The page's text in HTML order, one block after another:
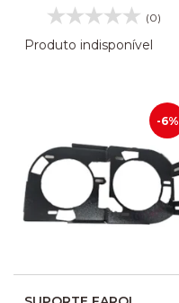
10116978
(0)
Produto indisponível
-6%